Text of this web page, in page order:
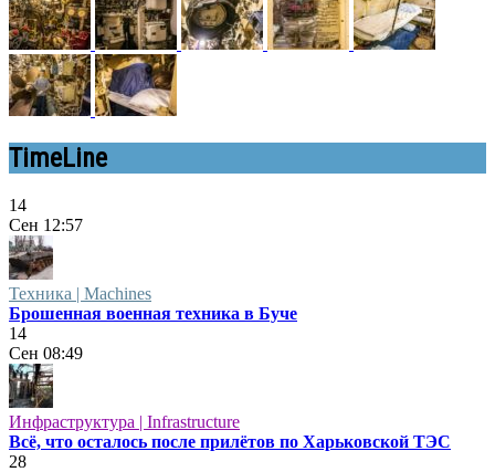
TimeLine
14
Сен 12:57
Техника | Machines
Брошенная военная техника в Буче
14
Сен 08:49
Инфраструктура | Infrastructure
Всё, что осталось после прилётов по Харьковской ТЭС
28